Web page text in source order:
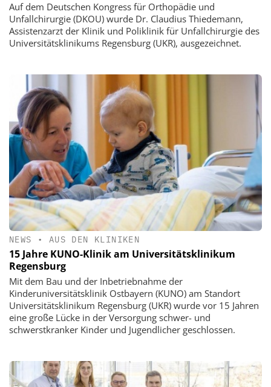
Auf dem Deutschen Kongress für Orthopädie und
Unfallchirurgie (DKOU) wurde Dr. Claudius Thiedemann,
Assistenzarzt der Klinik und Poliklinik für Unfallchirurgie des
Universitätsklinikums Regensburg (UKR), ausgezeichnet.
NEWS • AUS DEN KLINIKEN
15 Jahre KUNO-Klinik am Universitätsklinikum
Regensburg
Mit dem Bau und der Inbetriebnahme der
Kinderuniversitätsklinik Ostbayern (KUNO) am Standort
Universitätsklinikum Regensburg (UKR) wurde vor 15 Jahren
eine große Lücke in der Versorgung schwer- und
schwerstkranker Kinder und Jugendlicher geschlossen.